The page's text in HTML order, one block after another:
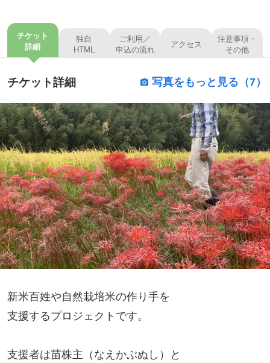
チケット
詳細
独自
HTML
ご利用／
申込の流れ
アクセス
注意事項・
その他
チケット詳細 写真をもっと見る（7）
新米百姓や自然栽培米の作り手を
支援するプロジェクトです。
支援者は苗株主（なえかぶぬし）と